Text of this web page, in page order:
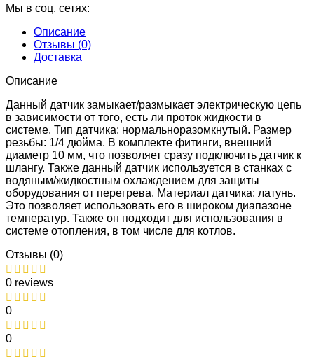
Мы в соц. сетях:
Описание
Отзывы (0)
Доставка
Описание
Данный датчик замыкает/размыкает электрическую цепь
в зависимости от того, есть ли проток жидкости в
системе. Тип датчика: нормальноразомкнутый. Размер
резьбы: 1/4 дюйма. В комплекте фитинги, внешний
диаметр 10 мм, что позволяет сразу подключить датчик к
шлангу. Также данный датчик используется в станках с
водяным/жидкостным охлаждением для защиты
оборудования от перегрева. Материал датчика: латунь.
Это позволяет использовать его в широком диапазоне
температур. Также он подходит для использования в
системе отопления, в том числе для котлов.
Отзывы (0)
0 reviews
0
0